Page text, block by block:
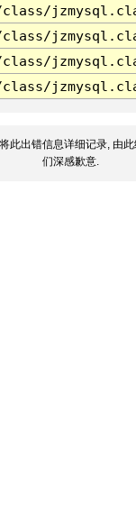
此出错信息详细记录, 由
们深感歉意.